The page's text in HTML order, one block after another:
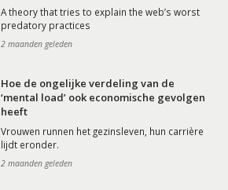
A theory that tries to explain the web’s worst
predatory practices
2 maanden geleden
Hoe de ongelijke verdeling van de
‘mental load’ ook economische gevolgen
heeft
Vrouwen runnen het gezinsleven, hun carrière
lijdt eronder.
2 maanden geleden